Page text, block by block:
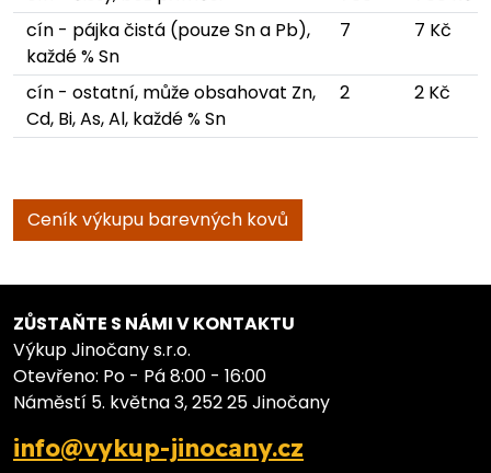
cín - pájka čistá (pouze Sn a Pb),
každé % Sn
7 7 Kč
cín - ostatní, může obsahovat Zn,
Cd, Bi, As, Al, každé % Sn
2 2 Kč
Ceník výkupu barevných kovů
ZŮSTAŇTE S NÁMI V KONTAKTU
Výkup Jinočany s.r.o.
Otevřeno: Po - Pá 8:00 - 16:00
Náměstí 5. května 3, 252 25 Jinočany
info@vykup-jinocany.cz